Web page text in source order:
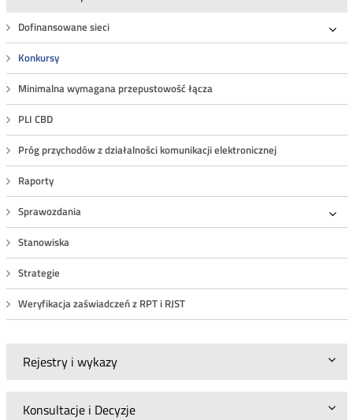
Dofinansowane sieci
Konkursy
Minimalna wymagana przepustowość łącza
PLI CBD
Próg przychodów z działalności komunikacji elektronicznej
Raporty
Sprawozdania
Stanowiska
Strategie
Weryfikacja zaświadczeń z RPT i RJST
Rejestry i wykazy
Konsultacje i Decyzje